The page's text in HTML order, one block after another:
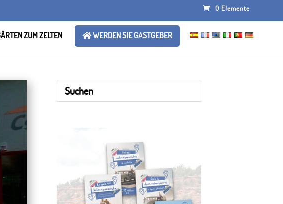
0 Elemente
ZUM ZELTEN WERDEN SIE GASTGEBER